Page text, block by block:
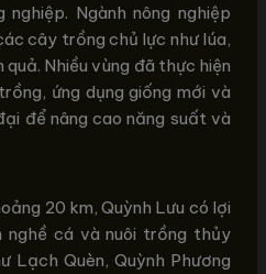
Ngành nông nghiệp
cây trồng chủ lực như lúa,
Nhiều vùng đã thực hiện
ứng dụng giống mới và
để nâng cao năng suất và
20 km, Quỳnh Lưu có lợi
cá và nuôi trồng thủy
Lạch Quèn, Quỳnh Phương